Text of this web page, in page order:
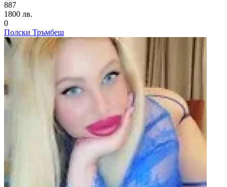
887
1800 лв.
0
Полски Тръмбеш